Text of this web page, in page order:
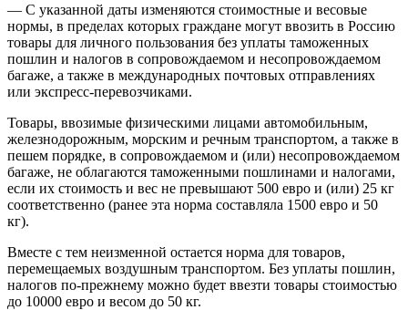
— С указанной даты изменяются стоимостные и весовые
нормы, в пределах которых граждане могут ввозить в Россию
товары для личного пользования без уплаты таможенных
пошлин и налогов в сопровождаемом и несопровождаемом
багаже, а также в международных почтовых отправлениях
или экспресс-перевозчиками.
Товары, ввозимые физическими лицами автомобильным,
железнодорожным, морским и речным транспортом, а также в
пешем порядке, в сопровождаемом и (или) несопровождаемом
багаже, не облагаются таможенными пошлинами и налогами,
если их стоимость и вес не превышают 500 евро и (или) 25 кг
соответственно (ранее эта норма составляла 1500 евро и 50
кг).
Вместе с тем неизменной остается норма для товаров,
перемещаемых воздушным транспортом. Без уплаты пошлин,
налогов по-прежнему можно будет ввезти товары стоимостью
до 10000 евро и весом до 50 кг.